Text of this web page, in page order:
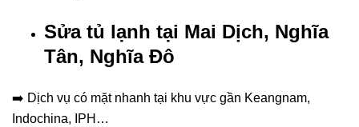
Sửa tủ lạnh tại Mai Dịch, Nghĩa
Tân, Nghĩa Đô
➡️ Dịch vụ có mặt nhanh tại khu vực gần Keangnam,
Indochina, IPH…